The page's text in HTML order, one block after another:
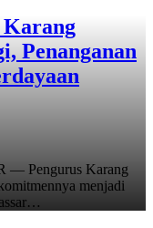
Karang
Penanganan
— Pengurus Karang
menjadi